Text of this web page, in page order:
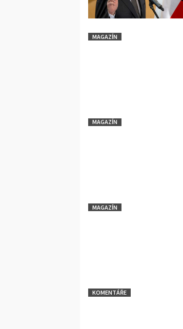
MAGAZÍN
MAGAZÍN
MAGAZÍN
KOMENTÁŘE